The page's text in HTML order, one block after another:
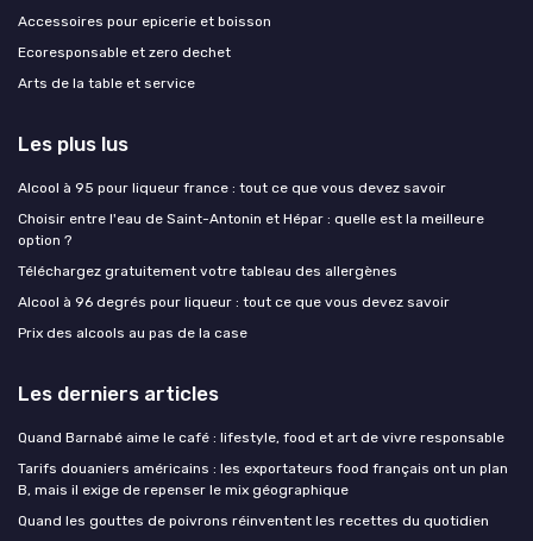
Accessoires pour epicerie et boisson
Ecoresponsable et zero dechet
Arts de la table et service
Les plus lus
Alcool à 95 pour liqueur france : tout ce que vous devez savoir
Choisir entre l'eau de Saint-Antonin et Hépar : quelle est la meilleure
option ?
Téléchargez gratuitement votre tableau des allergènes
Alcool à 96 degrés pour liqueur : tout ce que vous devez savoir
Prix des alcools au pas de la case
Les derniers articles
Quand Barnabé aime le café : lifestyle, food et art de vivre responsable
Tarifs douaniers américains : les exportateurs food français ont un plan
B, mais il exige de repenser le mix géographique
Quand les gouttes de poivrons réinventent les recettes du quotidien